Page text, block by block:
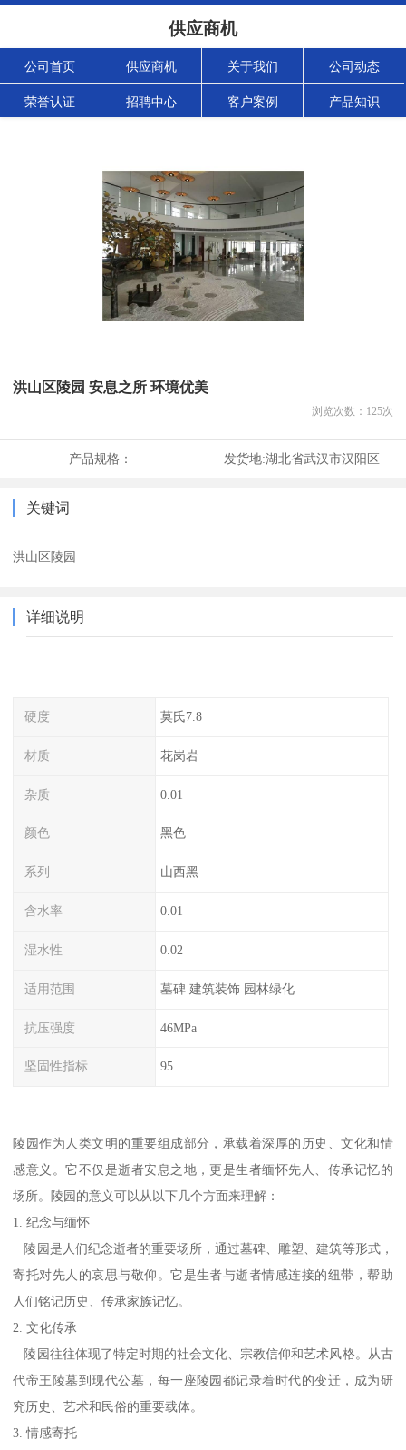
供应商机
公司首页 供应商机 关于我们 公司动态
荣誉认证 招聘中心 客户案例 产品知识
洪山区陵园 安息之所 环境优美
浏览次数： 125次
产品规格： 发货地:湖北省武汉市汉阳区
关键词
洪山区陵园
详细说明
硬度 莫氏7.8
材质 花岗岩
杂质 0.01
颜色 黑色
系列 山西黑
含水率 0.01
湿水性 0.02
适用范围 墓碑 建筑装饰 园林绿化
抗压强度 46MPa
坚固性指标 95
陵园作为人类文明的重要组成部分，承载着深厚的历史、文化和情
感意义。它不仅是逝者安息之地，更是生者缅怀先人、传承记忆的
场所。陵园的意义可以从以下几个方面来理解：
1. 纪念与缅怀
陵园是人们纪念逝者的重要场所，通过墓碑、雕塑、建筑等形式，
寄托对先人的哀思与敬仰。它是生者与逝者情感连接的纽带，帮助
人们铭记历史、传承家族记忆。
2. 文化传承
陵园往往体现了特定时期的社会文化、宗教信仰和艺术风格。从古
代帝王陵墓到现代公墓，每一座陵园都记录着时代的变迁，成为研
究历史、艺术和民俗的重要载体。
3. 情感寄托